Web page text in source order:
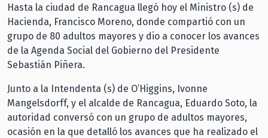
Hasta la ciudad de Rancagua llegó hoy el Ministro (s) de
Hacienda, Francisco Moreno, donde compartió con un
grupo de 80 adultos mayores y dio a conocer los avances
de la Agenda Social del Gobierno del Presidente
Sebastián Piñera.
Junto a la Intendenta (s) de O’Higgins, Ivonne
Mangelsdorff, y el alcalde de Rancagua, Eduardo Soto, la
autoridad conversó con un grupo de adultos mayores,
ocasión en la que detalló los avances que ha realizado el